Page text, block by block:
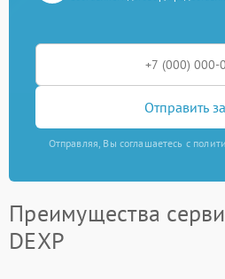
Отправить
Отправляя, Вы соглашаетесь с
Преимущества
DEXP